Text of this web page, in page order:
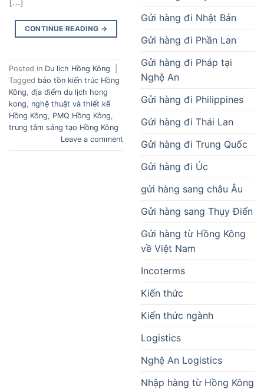
CONTINUE READING →
Posted in Du lịch Hồng Kông
Tagged bảo tồn kiến trúc Hồng
Kông, địa điểm du lịch hong
kong, nghệ thuật và thiết kế
Hồng Kông, PMQ Hồng Kông,
trung tâm sáng tạo Hồng Kông
Leave a comment
Gửi hàng đi Nhật Bản
Gửi hàng đi Phần Lan
Gửi hàng đi Pháp tại
Nghệ An
Gửi hàng đi Philippines
Gửi hàng đi Thái Lan
Gửi hàng đi Trung Quốc
Gửi hàng đi Úc
gửi hàng sang châu Âu
Gửi hàng sang Thụy Điển
Gửi hàng từ Hồng Kông
về Việt Nam
Incoterms
Kiến thức
Kiến thức ngành
Logistics
Nghệ An Logistics
Nhập hàng từ Hồng Kông